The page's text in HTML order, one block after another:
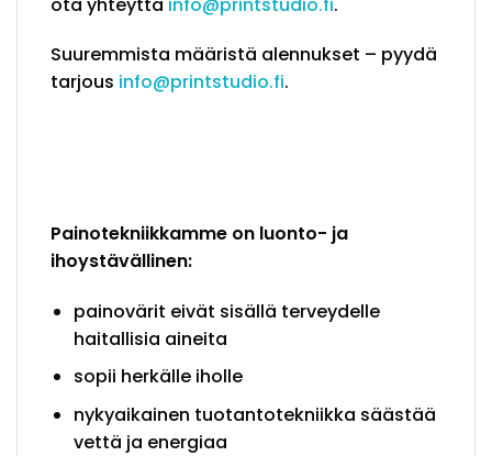
Suuremmista määristä alennukset – pyydä
tarjous info@printstudio.fi.
Painotekniikkamme on luonto- ja
ihoystävällinen:
painovärit eivät sisällä terveydelle
haitallisia aineita
sopii herkälle iholle
nykyaikainen tuotantotekniikka säästää
vettä ja energiaa